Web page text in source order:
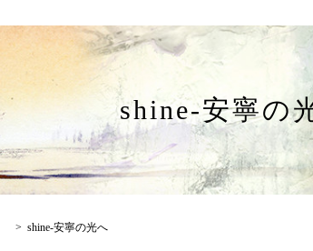
shine-安寧の
shine-安寧の光へ